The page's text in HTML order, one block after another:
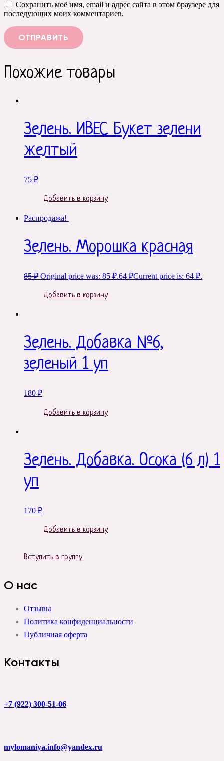
Сохранить моё имя, email и адрес сайта в этом браузере для
последующих моих комментариев.
Похожие товары
Зелень. ИВЕС Букет зелени
желтый
75 ₽
Добавить в корзину
Распродажа!
Зелень. Морошка красная
85₽ Original price was: 85 ₽.64 ₽Current price is: 64 ₽.
Добавить в корзину
Зелень. Добавка №6,
зеленый 1 уп
180 ₽
Добавить в корзину
Зелень. Добавка. Осока (6 л) 1
уп
170 ₽
Добавить в корзину
Вступить в группу
О нас
Отзывы
Политика конфиденциальности
Публичная оферта
Контакты
+7 (922) 300-51-06
mylomaniya.info@yandex.ru